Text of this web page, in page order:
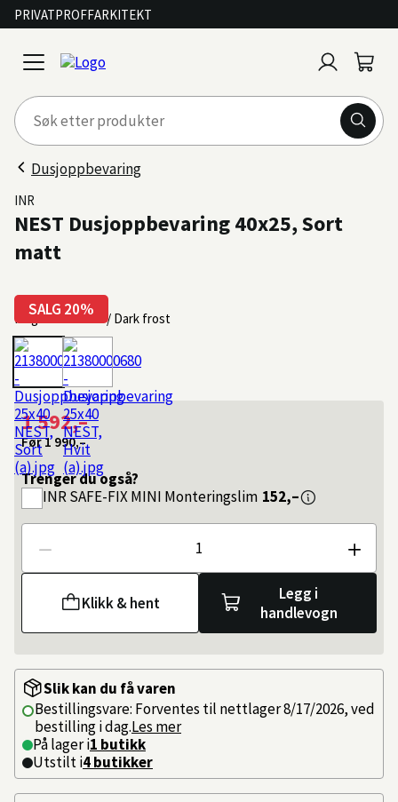
PRIVATPROFFARKITEKT
open
menu
inn
Dusjoppbevaring
SALG 20%
INR
NEST Dusjoppbevaring 40x25, Sort
matt
Farge: Sort matt / Dark frost
1 592,–
Før1 990,–
Trenger du også?
INRSAFE-FIX MINI Monteringslim 152,–
Antall
Klikk & hent
Legg i
handlevogn
Slik kan du få varen
Bestillingsvare: Forventes til nettlager 8/17/2026, ved
bestilling i dag.Les mer
På lager i1 butikk
Utstilt i4butikker